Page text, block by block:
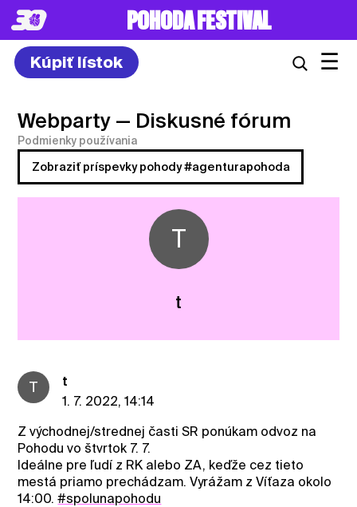
POHODA FESTIVAL
Kúpiť lístok ☰
Webparty — Diskusné fórum
Podmienky používania
Zobraziť príspevky pohody #agenturapohoda
T
t
T
t
1. 7. 2022, 14:14
Z východnej/strednej časti SR ponúkam odvoz na
Pohodu vo štvrtok 7. 7.
Ideálne pre ľudí z RK alebo ZA, keďže cez tieto
mestá priamo prechádzam. Vyrážam z Víťaza okolo
14:00.#spolunapohodu